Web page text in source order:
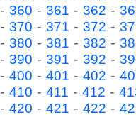
- 360 - 361 - 362 -
- 370 - 371 - 372 -
- 380 - 381 - 382 -
- 390 - 391 - 392 -
- 400 - 401 - 402 -
- 410 - 411 - 412 -
- 420 - 421 - 422 -